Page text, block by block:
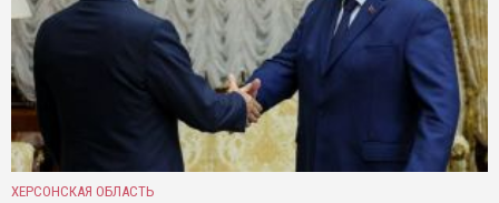
ХЕРСОНСКАЯ ОБЛАСТЬ